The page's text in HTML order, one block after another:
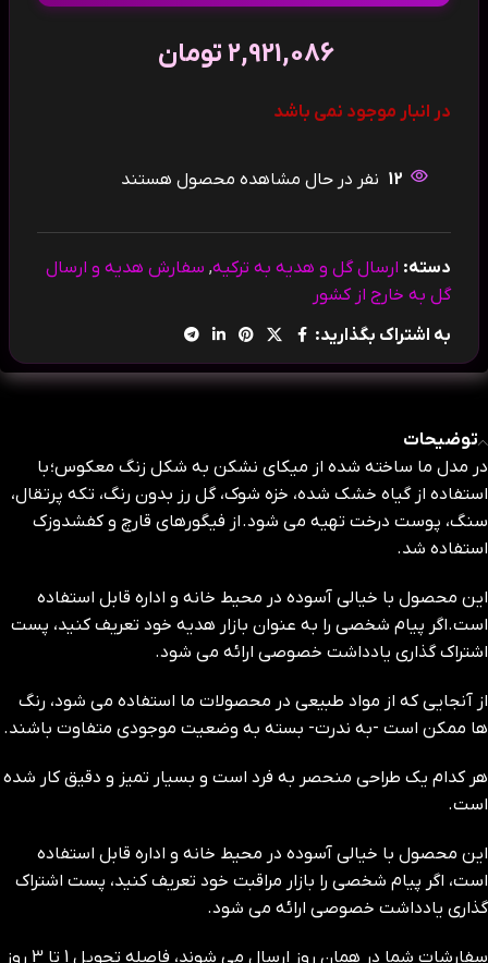
2,921,086تومان
در انبار موجود نمی باشد
12 نفر در حال مشاهده محصول هستند
دسته: ارسال گل و هدیه به ترکیه, سفارش هدیه و ارسال
گل به خارج از کشور
به اشتراک بگذارید:
توضیحات
در مدل ما ساخته شده از میکای نشکن به شکل زنگ معکوس؛ با
استفاده از گیاه خشک شده، خزه شوک، گل رز بدون رنگ، تکه پرتقال،
سنگ، پوست درخت تهیه می شود. از فیگورهای قارچ و کفشدوزک
استفاده شد.
این محصول با خیالی آسوده در محیط خانه و اداره قابل استفاده
است.اگر پیام شخصی را به عنوان بازار هدیه خود تعریف کنید، پست
اشتراک گذاری یادداشت خصوصی ارائه می شود.
از آنجایی که از مواد طبیعی در محصولات ما استفاده می شود، رنگ
ها ممکن است -به ندرت- بسته به وضعیت موجودی متفاوت باشند.
هر کدام یک طراحی منحصر به فرد است و بسیار تمیز و دقیق کار شده
است.
این محصول با خیالی آسوده در محیط خانه و اداره قابل استفاده
است، اگر پیام شخصی را بازار مراقبت خود تعریف کنید، پست اشتراک
گذاری یادداشت خصوصی ارائه می شود.
سفارشات شما در همان روز ارسال می شوند، فاصله تحویل 1 تا 3 روز